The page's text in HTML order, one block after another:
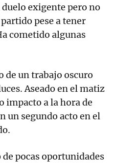
exigente pero no
pese a tener
cometido algunas
de un trabajo oscuro
Aseado en el matiz
impacto a la hora de
un segundo acto en el
de pocas oportunidades